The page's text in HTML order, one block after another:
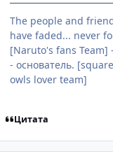
The people and
have faded... never
[Naruto's fans Team]
- основатель.
owls lover team]
Цитата